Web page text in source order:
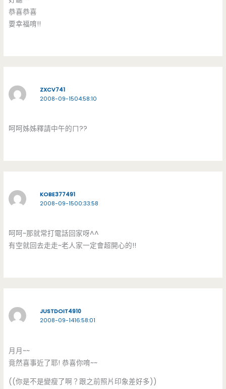
恭喜恭喜
要幸福唷!!
ZXCV741
2008-09-1504:58:10
呵呵姊姊釋請中午的ㄇ??
KOBE377491
2008-09-1500:33:58
呵呵~那就常打電話回家呀^^
有空就回去走走~老人家一定會超開心的!!
JUSTDOIT4910
2008-09-1416:58:01
月月~~
竟然喜事近了耶! 恭喜你唷~~
((你是不是變瘦了啊？跟之前照片印象差好多))